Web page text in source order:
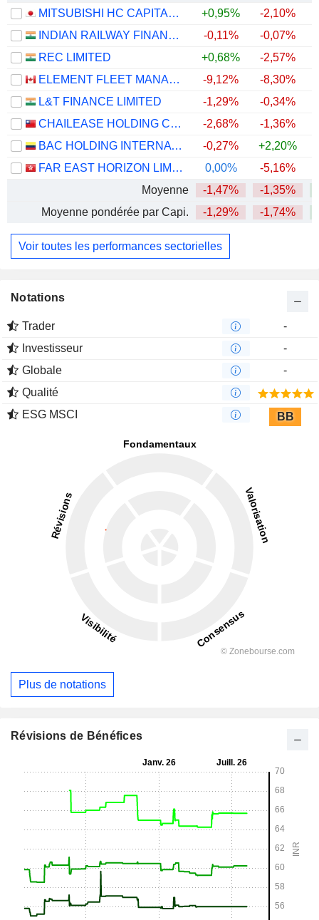
MITSUBISHI HC CAPITAL INC.
+0,95% -2,10%
INDIAN RAILWAY FINANCE CORPORATION LIMITED
-0,11% -0,07%
REC LIMITED
+0,68% -2,57%
ELEMENT FLEET MANAGEMENT CORP.
-9,12% -8,30%
L&T FINANCE LIMITED
-1,29% -0,34%
CHAILEASE HOLDING COMPANY LIMITED
-2,68% -1,36%
BAC HOLDING INTERNATIONAL CORP.
-0,27% +2,20%
FAR EAST HORIZON LIMITED
0,00% -5,16%
Moyenne
-1,47% -1,35%
Moyenne pondérée par Capi.
-1,29% -1,74%
Voir toutes les performances sectorielles
Notations
Trader
-
Investisseur
-
Globale
-
Qualité
ESG MSCI
BB
Plus de notations
Révisions de Bénéfices